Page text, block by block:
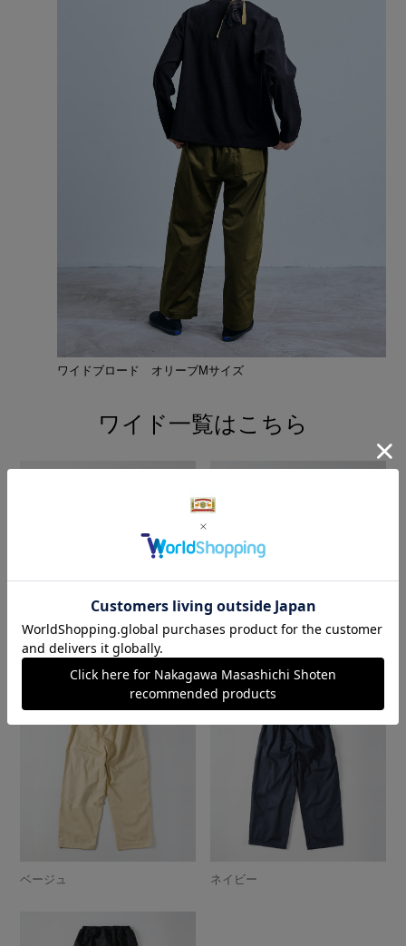
ワイドブロード オリーブMサイズ
ワイド一覧はこちら
デニム
ベージュ ネイビー